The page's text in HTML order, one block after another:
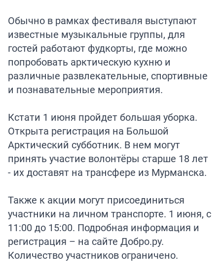
Обычно в рамках фестиваля выступают
известные музыкальные группы, для
гостей работают фудкорты, где можно
попробовать арктическую кухню и
различные развлекательные, спортивные
и познавательные мероприятия.
Кстати 1 июня пройдет большая уборка.
Открыта регистрация на Большой
Арктический субботник. В нем могут
принять участие волонтёры старше 18 лет
- их доставят на трансфере из Мурманска.
Также к акции могут присоединиться
участники на личном транспорте. 1 июня, с
11:00 до 15:00. Подробная информация и
регистрация – на сайте Добро.ру.
Количество участников ограничено.